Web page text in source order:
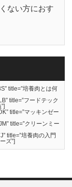
ない方におす
title=”培養肉とは何
title=”フードテック
title=”マッキンゼー
title=”クリーンミー
title=”培養肉の入門
ズ”]